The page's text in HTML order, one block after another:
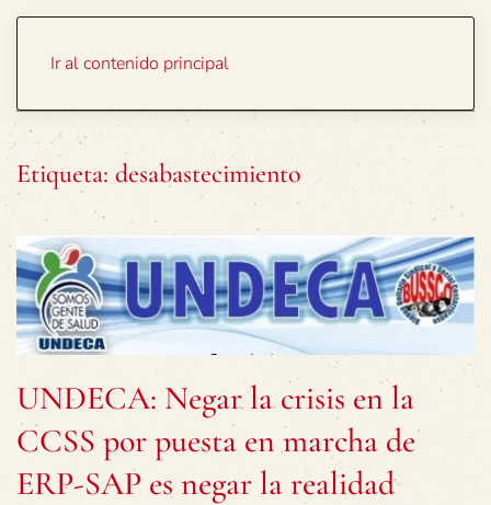
Ir al contenido principal
Etiqueta: desabastecimiento
UNDECA: Negar la crisis en la
CCSS por puesta en marcha de
ERP-SAP es negar la realidad